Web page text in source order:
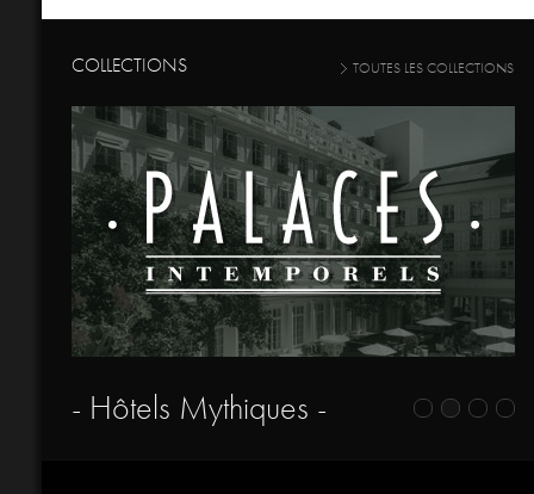
COLLECTIONS TOUTES LES COLLECTIONS
- Hôtels Mythiques -